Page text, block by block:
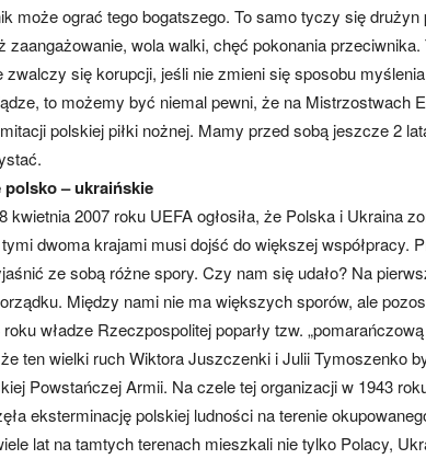
może ograć tego bogatszego. To samo tyczy się
zaangażowanie, wola walki, chęć pokonania
zwalczy się korupcji, jeśli nie zmieni się sposobu
to możemy być niemal pewni, że na Mistrzostwach
polskiej piłki nożnej. Mamy przed sobą jeszcze 2
polsko – ukraińskie
kwietnia 2007 roku UEFA ogłosiła, że Polska i Ukraina
dwoma krajami musi dojść do większej współpracy.
ze sobą różne spory. Czy nam się udało? Na
Między nami nie ma większych sporów, ale
władze Rzeczpospolitej poparły tzw.
ten wielki ruch Wiktora Juszczenki i Julii Tymoszenko
Powstańczej Armii. Na czele tej organizacji w 1943
eksterminację polskiej ludności na terenie
lat na tamtych terenach mieszkali nie tylko Polacy,